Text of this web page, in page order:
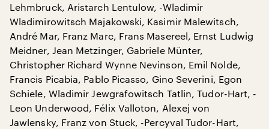
Lehmbruck, Aristarch Lentulow, -Wladimir
Wladimirowitsch Majakowski, Kasimir Malewitsch,
André Mar, Franz Marc, Frans Masereel, Ernst Ludwig
Meidner, Jean Metzinger, Gabriele Münter,
Christopher Richard Wynne Nevinson, Emil Nolde,
Francis Picabia, Pablo Picasso, Gino Severini, Egon
Schiele, Wladimir Jewgrafowitsch Tatlin, Tudor-Hart, -
Leon Underwood, Félix Valloton, Alexej von
Jawlensky, Franz von Stuck, -Percyval Tudor-Hart,